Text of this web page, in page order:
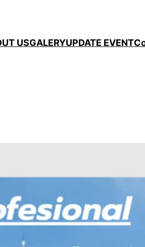
USGALERYUPDATE EVENT